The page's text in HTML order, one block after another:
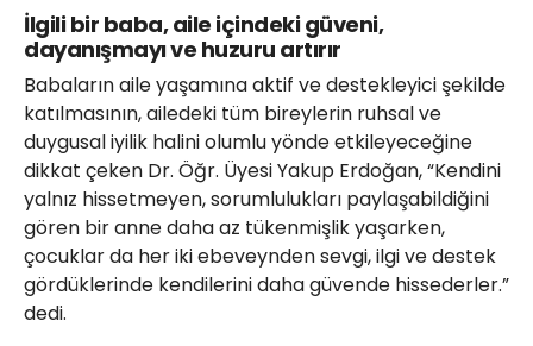
İlgili bir baba, aile içindeki güveni,
dayanışmayı ve huzuru artırır
Babaların aile yaşamına aktif ve destekleyici şekilde
katılmasının, ailedeki tüm bireylerin ruhsal ve
duygusal iyilik halini olumlu yönde etkileyeceğine
dikkat çeken Dr. Öğr. Üyesi Yakup Erdoğan, “Kendini
yalnız hissetmeyen, sorumlulukları paylaşabildiğini
gören bir anne daha az tükenmişlik yaşarken,
çocuklar da her iki ebeveynden sevgi, ilgi ve destek
gördüklerinde kendilerini daha güvende hissederler.”
dedi.